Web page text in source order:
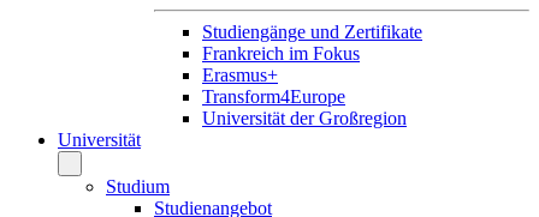
Studiengänge und Zertifikate
Frankreich im Fokus
Erasmus+
Transform4Europe
Universität der Großregion
Universität
Studium
Studienangebot